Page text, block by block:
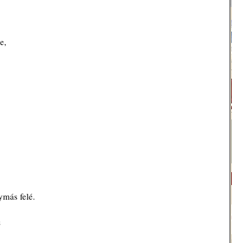
felé.